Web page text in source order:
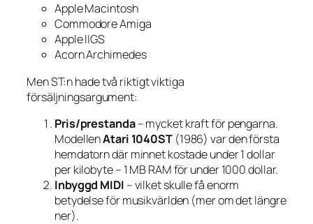
Apple Macintosh
Commodore Amiga
Apple IIGS
Acorn Archimedes
Men ST:n hade två riktigt viktiga
försäljningsargument:
Pris/prestanda– mycket kraft för pengarna.
ModellenAtari 1040ST(1986) var den första
hemdatorn där minnet kostade under 1 dollar
per kilobyte – 1 MB RAM för under 1000 dollar.
Inbyggd MIDI – vilket skulle få enorm
betydelse för musikvärlden (mer om det längre
ner).